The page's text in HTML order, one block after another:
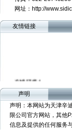
YBJ系列成
YBJ系列陈腐垃
网址：http://
友情链接
友情链接1
友情链接2
友情链接3
声明
声明：本网站为天津辛
限公司官方网站，其他
信息及提供的任何服务